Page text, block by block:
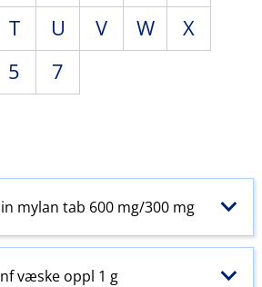
T U V W
X
5 7
mylan tab 600 mg/300 mg
væske oppl 1 g